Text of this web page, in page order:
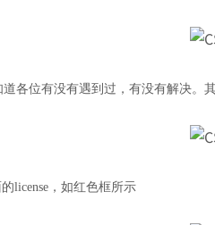
各位有没有遇到过，有没有解决。
license，如红色框所示